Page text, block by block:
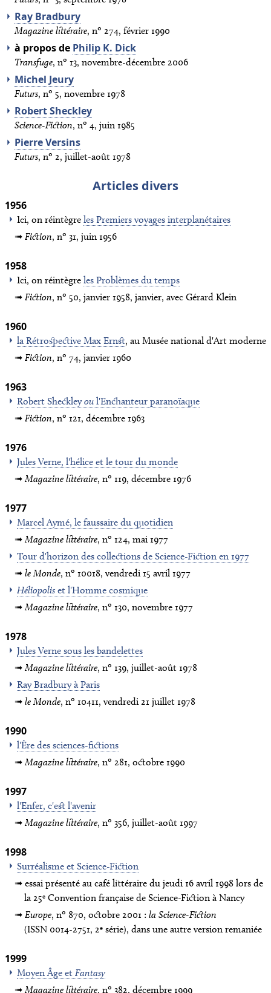
Ray Bradbury
Magazine littéraire, nº 274, février 1990
à propos de Philip K. Dick
Transfuge, nº 13, novembre-décembre 2006
Michel Jeury
Futurs, nº 5, novembre 1978
Robert Sheckley
Science-Fiction, nº 4, juin 1985
Pierre Versins
Futurs, nº 2, juillet-août 1978
Articles divers
1956
Ici, on réintègre les Premiers voyages interplanétaires
Fiction, nº 31, juin 1956
1958
Ici, on réintègre les Problèmes du temps
Fiction, nº 50, janvier 1958, janvier, avec Gérard Klein
1960
la Rétrospective Max Ernst, au Musée national d'Art moderne
Fiction, nº 74, janvier 1960
1963
Robert Sheckleyou l'Enchanteur paranoïaque
Fiction, nº 121, décembre 1963
1976
Jules Verne, l'hélice et le tour du monde
Magazine littéraire, nº 119, décembre 1976
1977
Marcel Aymé, le faussaire du quotidien
Magazine littéraire, nº 124, mai 1977
Tour d'horizon des collections de Science-Fiction en 1977
le Monde, nº 10018, vendredi 15 avril 1977
Héliopolis et l'Homme cosmique
Magazine littéraire, nº 130, novembre 1977
1978
Jules Verne sous les bandelettes
Magazine littéraire, nº 139, juillet-août 1978
Ray Bradbury à Paris
le Monde, nº 10411, vendredi 21 juillet 1978
1990
l'Ère des sciences-fictions
Magazine littéraire, nº 281, octobre 1990
1997
l'Enfer, c'est l'avenir
Magazine littéraire, nº 356, juillet-août 1997
1998
Surréalisme et Science-Fiction
essai présenté au café littéraire du jeudi 16 avril 1998 lors de
la 25e Convention française de Science-Fiction à Nancy
Europe, nº 870, octobre 2001 : la Science-Fiction
(ISSN 0014-2751, 2e série), dans une autre version remaniée
1999
Moyen Âge et Fantasy
Magazine littéraire, nº 382, décembre 1999